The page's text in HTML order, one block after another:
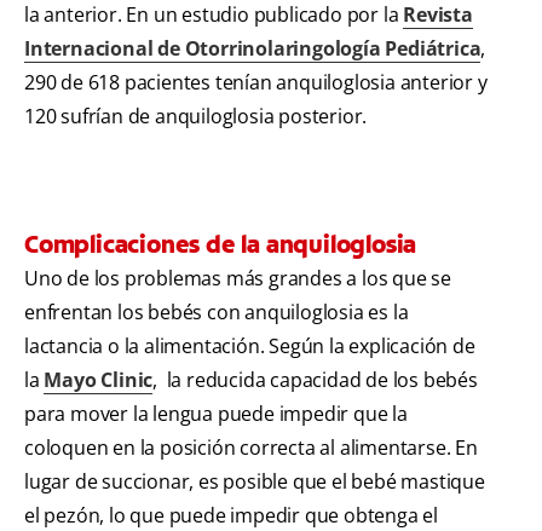
la anterior. En un estudio publicado por la Revista
Internacional de Otorrinolaringología Pediátrica,
290 de 618 pacientes tenían anquiloglosia anterior y
120 sufrían de anquiloglosia posterior.
Complicaciones de la anquiloglosia
Uno de los problemas más grandes a los que se
enfrentan los bebés con anquiloglosia es la
lactancia o la alimentación. Según la explicación de
la Mayo Clinic, la reducida capacidad de los bebés
para mover la lengua puede impedir que la
coloquen en la posición correcta al alimentarse. En
lugar de succionar, es posible que el bebé mastique
el pezón, lo que puede impedir que obtenga el